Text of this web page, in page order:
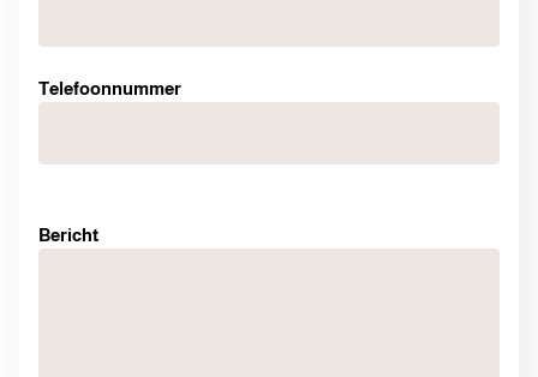
Telefoonnummer
Bericht